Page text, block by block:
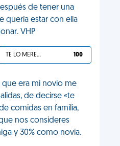
de tener una
quería estar con ella
VHP
TE LO MERECES 100
era mi novio me
de decirse «te
comidas en familia,
nos consideres
y 30% como novia.